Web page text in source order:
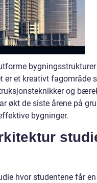
er et kreativt fagområde
og
økt de siste årene på
bygninger.
hvor studentene får